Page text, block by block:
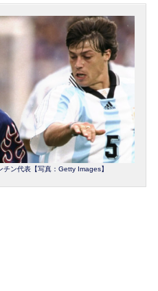
ン代表【写真：Getty Images】